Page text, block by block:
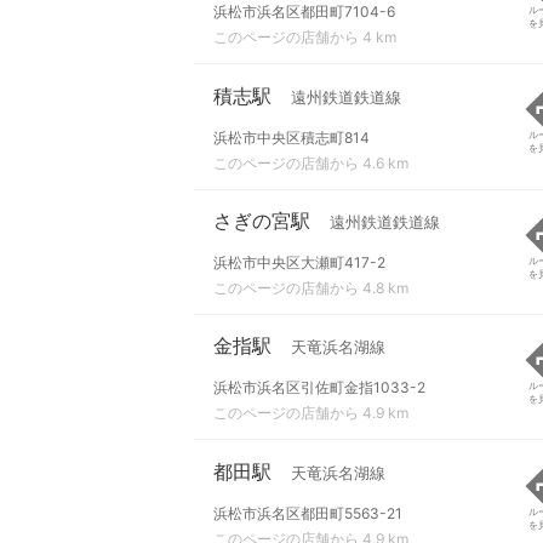
浜松市浜名区都田町7104-6
このページの店舗から 4 km
ル
を
積志駅 遠州鉄道鉄道線
浜松市中央区積志町814
このページの店舗から 4.6 km
ル
を
さぎの宮駅 遠州鉄道鉄道線
浜松市中央区大瀬町417-2
このページの店舗から 4.8 km
ル
を
金指駅 天竜浜名湖線
浜松市浜名区引佐町金指1033-2
このページの店舗から 4.9 km
ル
を
都田駅 天竜浜名湖線
浜松市浜名区都田町5563-21
このページの店舗から 4.9 km
ル
を